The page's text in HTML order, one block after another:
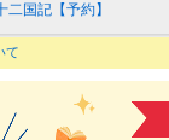
二国記【予約】
て